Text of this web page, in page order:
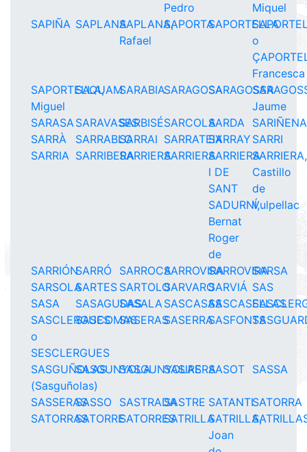
Pedro
Miquel
SAPIÑA SAPLANASAPLANA,
Rafael
SAPORTASAPORTELLA
o
Francesca
SAPORTELLA,
Miguel
SAQUAMSARABIASARAGOSASARAGOSSA
Jaume
SARASASARAVASESSARBISÉSARCOLASARDA
SARIÑENA
SARRÀ
SARRABLOSARRAI SARRATEIXSARRAY SARRI
SARRIA SARRIBERASARRIERASARRIERASARRIERA
I DE
SANT
SADURNÍ,
Bernat
Roger
de
SARRIERA,
Castillo
de
Vulpellac
SARRIÓNSARRÓ SARROCASARROVIRASARROVIRASARSA
SARSOLASARTES SARTOLOSARVAROSARVIÁ SAS
SASA
SASAGUDASSASALASASCASASSASCASELLAS
SASCLERGUES
o
SESCLERGUES
SASCOMASSASERASSASERRASASFONTS
SASGUÑOLAS
(Sasguñolas)
SASGUNYOLASASGUNYOLAS
SASIRERASASOT SASSA
SASSERASSASSO SASTRADASASTRE SATANTISATORRA
SATORRASSATORRESATORRESSATRILLASATRILLA,
Joan